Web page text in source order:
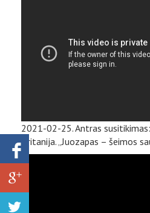
2021-02-25. Antras
Britanija. „Juozapas – šeimos